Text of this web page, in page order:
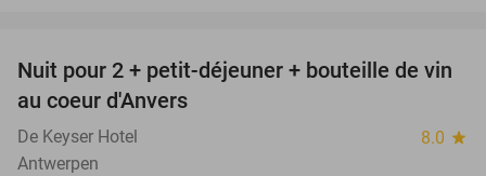
31%
Nuit pour 2 + petit-déjeuner + bouteille de vin
au coeur d'Anvers
De Keyser Hotel 8.0 star
Antwerpen